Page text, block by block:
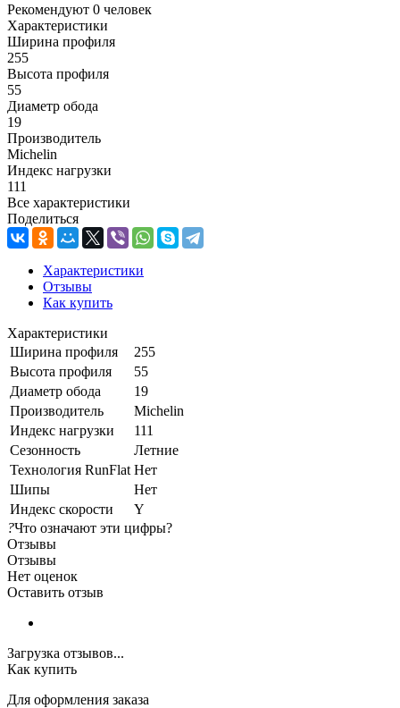
Рекомендуют 0 человек
Характеристики
Ширина профиля
255
Высота профиля
55
Диаметр обода
19
Производитель
Michelin
Индекс нагрузки
111
Все характеристики
Поделиться
Характеристики
Отзывы
Как купить
Характеристики
Ширина профиля
255
Высота профиля
55
Диаметр обода
19
Производитель
Michelin
Индекс нагрузки
111
Сезонность
Летние
Технология RunFlat Нет
Шипы
Нет
Индекс скорости
Y
?Что означают эти цифры?
Отзывы
Отзывы
Нет оценок
Оставить отзыв
Загрузка отзывов...
Как купить
Для оформления заказа